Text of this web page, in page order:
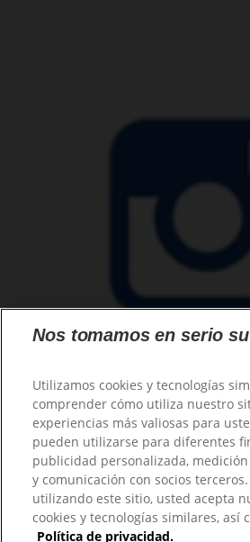
Familia
Mujer
Hombre
Profesional
Productos
Sobre Protex
Nos tomamos en serio
Utilizamos cookies y tecnologías
comprender cómo utiliza nuestro
experiencias más valiosas para
pueden utilizarse para diferentes
publicidad personalizada,
y comunicación con socios
utilizando este sitio, usted acepta
cookies y tecnologías similares, así
Política de privacidad.